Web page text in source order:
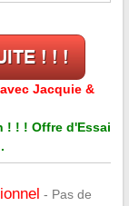
Jacquie &
! ! ! Offre d'Essai
- Pas de